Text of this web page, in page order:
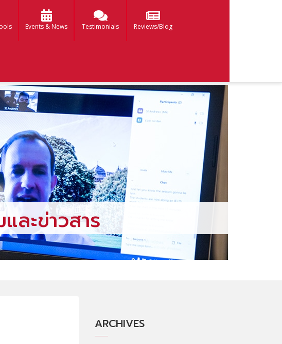
Events & News Testimonials Reviews/Blog
ละข่าวสาร
ARCHIVES